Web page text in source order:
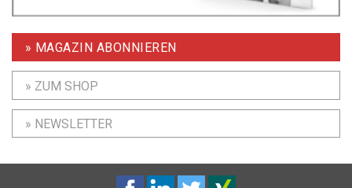
» MAGAZIN ABONNIEREN
» ZUM SHOP
» NEWSLETTER